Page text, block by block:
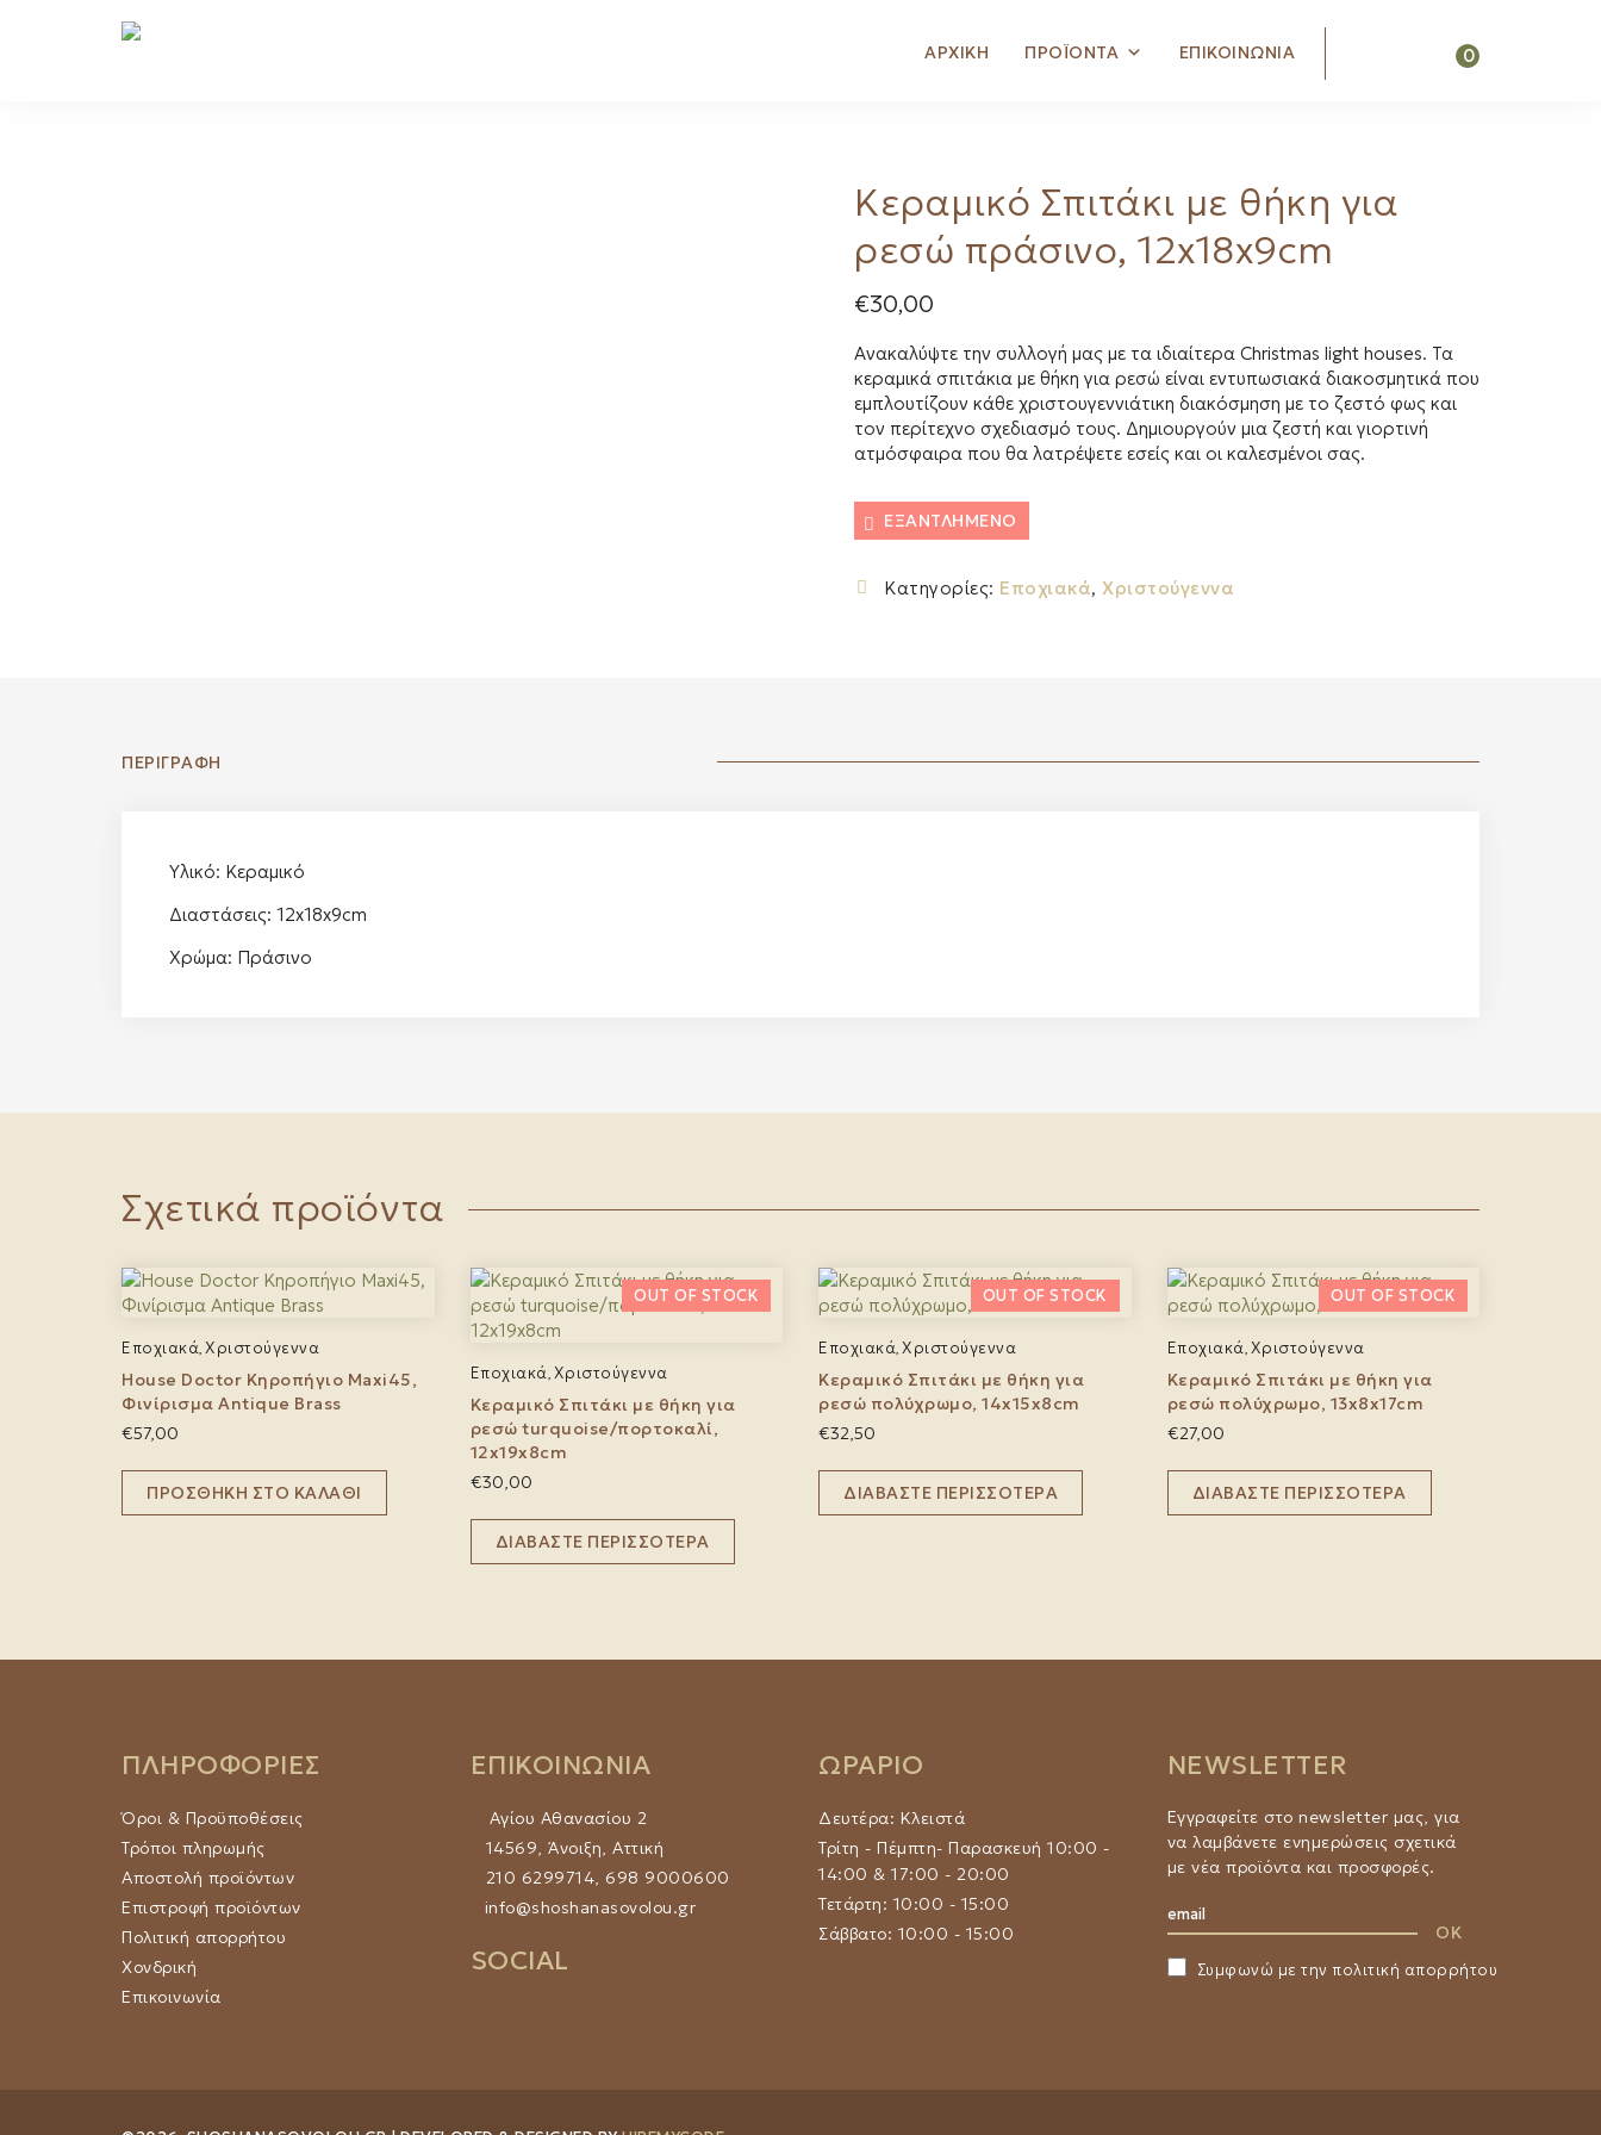
ΑΡΧΙΚΗ ΠΡΟΪΟΝΤΑ ΕΠΙΚΟΙΝΩΝΙΑ
Search
0
Κεραμικό Σπιτάκι με θήκη για
ρεσώ πράσινο, 12x18x9cm
€30,00
Ανακαλύψτε την συλλογή μας με τα ιδιαίτερα Christmas light houses. Τα
κεραμικά σπιτάκια με θήκη για ρεσώ είναι εντυπωσιακά διακοσμητικά που
εμπλουτίζουν κάθε χριστουγεννιάτικη διακόσμηση με το ζεστό φως και
τον περίτεχνο σχεδιασμό τους. Δημιουργούν μια ζεστή και γιορτινή
ατμόσφαιρα που θα λατρέψετε εσείς και οι καλεσμένοι σας.
ΕΞΑΝΤΛΗΜΈΝΟ
Κατηγορίες: Εποχιακά, Χριστούγεννα
ΠΕΡΙΓΡΑΦΉ
Υλικό: Κεραμικό
Διαστάσεις: 12x18x9cm
Χρώμα: Πράσινο
Σχετικά προϊόντα
Εποχιακά, Χριστούγεννα
House Doctor Κηροπήγιο Maxi45,
Φινίρισμα Antique Brass
€57,00
ΠΡΟΣΘΉΚΗ ΣΤΟ ΚΑΛΆΘΙ
Εποχιακά, Χριστούγεννα
Κεραμικό Σπιτάκι με θήκη για
ρεσώ turquoise/πορτοκαλί,
12x19x8cm
€30,00
ΔΙΑΒΆΣΤΕ ΠΕΡΙΣΣΌΤΕΡΑ
Εποχιακά, Χριστούγεννα
Κεραμικό Σπιτάκι με θήκη για
ρεσώ πολύχρωμο, 14x15x8cm
€32,50
ΔΙΑΒΆΣΤΕ ΠΕΡΙΣΣΌΤΕΡΑ
Εποχιακά, Χριστούγεννα
Κεραμικό Σπιτάκι με θήκη για
ρεσώ πολύχρωμο, 13x8x17cm
€27,00
ΔΙΑΒΆΣΤΕ ΠΕΡΙΣΣΌΤΕΡΑ
ΠΛΗΡΟΦΟΡΙΕΣ
Όροι & Προϋποθέσεις
Τρόποι πληρωμής
Αποστολή προϊόντων
Επιστροφή προϊόντων
Πολιτική απορρήτου
Χονδρική
Επικοινωνία
ΕΠΙΚΟΙΝΩΝΙΑ
Αγίου Αθανασίου 2
14569, Άνοιξη, Αττική
210 6299714, 698 9000600
info@shoshanasovolou.gr
SOCIAL
ΩΡΑΡΙΟ
Δευτέρα: Κλειστά
Τρίτη - Πέμπτη- Παρασκευή 10:00 -
14:00 & 17:00 - 20:00
Τετάρτη: 10:00 - 15:00
Σάββατο: 10:00 - 15:00
NEWSLETTER
Εγγραφείτε στο newsletter μας, για
να λαμβάνετε ενημερώσεις σχετικά
με νέα προϊόντα και προσφορές.
Συμφωνώ με την πολιτική απορρήτου